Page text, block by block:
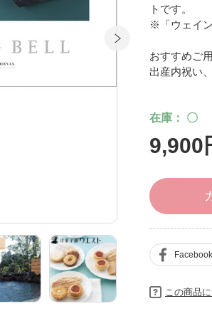
在庫 〇
9,900
トです。
※「ウェイ
おすすめご
出産内祝い
この商品